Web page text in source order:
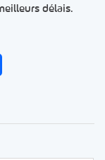
délais.